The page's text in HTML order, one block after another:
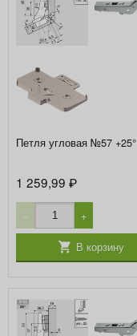
Петля угловая №57 +25°
1 259,99₽
− +
В корзину